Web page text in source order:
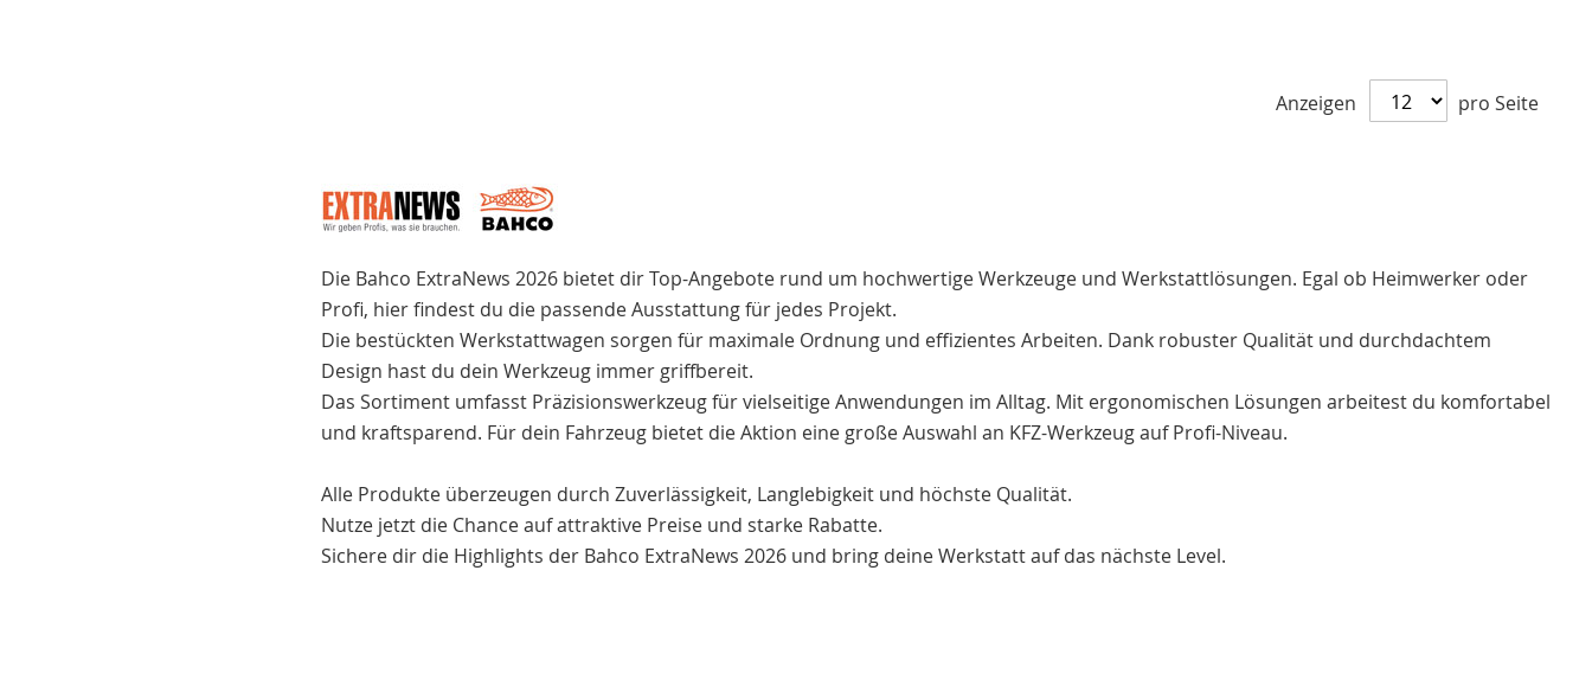
Anzeigen pro Seite
Die Bahco ExtraNews 2026 bietet dir Top-Angebote rund um hochwertige Werkzeuge und Werkstattlösungen. Egal ob Heimwerker oder
Profi, hier findest du die passende Ausstattung für jedes Projekt.
Die bestückten Werkstattwagen sorgen für maximale Ordnung und effizientes Arbeiten. Dank robuster Qualität und durchdachtem
Design hast du dein Werkzeug immer griffbereit.
Das Sortiment umfasst Präzisionswerkzeug für vielseitige Anwendungen im Alltag. Mit ergonomischen Lösungen arbeitest du komfortabel
und kraftsparend. Für dein Fahrzeug bietet die Aktion eine große Auswahl an KFZ-Werkzeug auf Profi-Niveau.
Alle Produkte überzeugen durch Zuverlässigkeit, Langlebigkeit und höchste Qualität.
Nutze jetzt die Chance auf attraktive Preise und starke Rabatte.
Sichere dir die Highlights der Bahco ExtraNews 2026 und bring deine Werkstatt auf das nächste Level.